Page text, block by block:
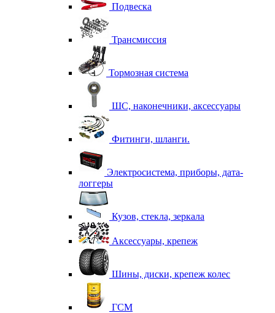
Подвеска
Трансмиссия
Тормозная система
ШС, наконечники, аксессуары
Фитинги, шланги.
Электросистема, приборы, дата-
логгеры
Кузов, стекла, зеркала
Аксессуары, крепеж
Шины, диски, крепеж колес
ГСМ